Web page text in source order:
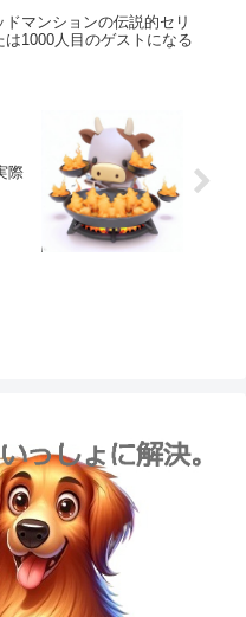
ドマンションの伝説的セリ
は1000人目のゲストになる
際